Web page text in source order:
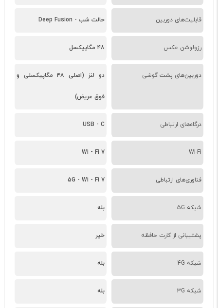
قابلیت‌های دوربین حالت شب - Deep Fusion
رزولوشن عکس ۴۸ مگاپیکسل
دوربین‌های پشت گوشی دو لنز (اصلی ۴۸ مگاپیکسلی و
فوق عریض)
درگاه‌های ارتباطی USB - C
Wi-Fi
Wi - Fi 7
فناوری‌های ارتباطی 5G - Wi - Fi 7
شبکه 5G بله
پشتیبانی از کارت حافظه خیر
شبکه 4G بله
شبکه 3G بله